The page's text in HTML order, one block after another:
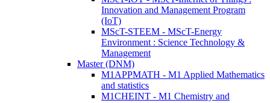
Innovation and Management Program
(IoT)
MScT-STEEM - MScT-Energy
Environment : Science Technology &
Management
Master (DNM)
M1APPMATH - M1 Applied Mathematics
and statistics
M1CHEINT - M1 Chemistry and